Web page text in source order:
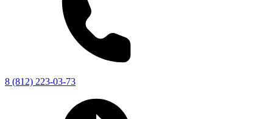
8 (812) 223-03-73